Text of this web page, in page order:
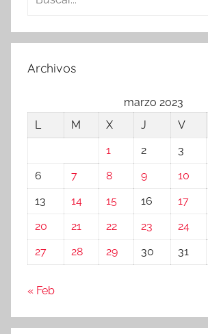
Archivos
marzo 2023
L
M X J V
1
2 3
6
7 8 9 10
13
14 15 16 17
20
21 22 23 24
27
28 29 30 31
« Feb